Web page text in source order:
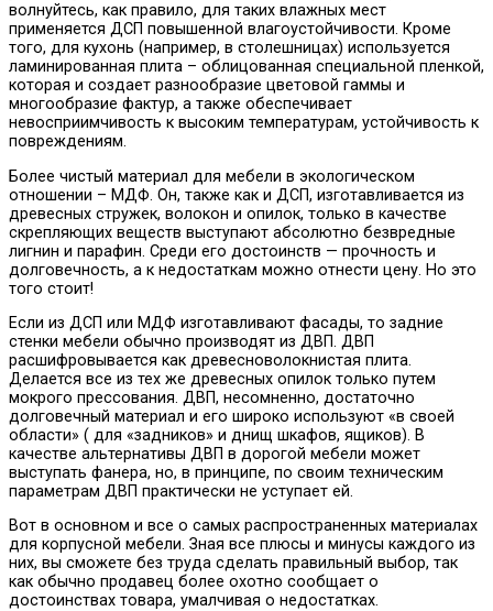
волнуйтесь, как правило, для таких влажных мест
применяется ДСП повышенной влагоустойчивости. Кроме
того, для кухонь (например, в столешницах) используется
ламинированная плита – облицованная специальной пленкой,
которая и создает разнообразие цветовой гаммы и
многообразие фактур, а также обеспечивает
невосприимчивость к высоким температурам, устойчивость к
повреждениям.
Более чистый материал для мебели в экологическом
отношении – МДФ. Он, также как и ДСП, изготавливается из
древесных стружек, волокон и опилок, только в качестве
скрепляющих веществ выступают абсолютно безвредные
лигнин и парафин. Среди его достоинств — прочность и
долговечность, а к недостаткам можно отнести цену. Но это
того стоит!
Если из ДСП или МДФ изготавливают фасады, то задние
стенки мебели обычно производят из ДВП. ДВП
расшифровывается как древесноволокнистая плита.
Делается все из тех же древесных опилок только путем
мокрого прессования. ДВП, несомненно, достаточно
долговечный материал и его широко используют «в своей
области» ( для «задников» и днищ шкафов, ящиков). В
качестве альтернативы ДВП в дорогой мебели может
выступать фанера, но, в принципе, по своим техническим
параметрам ДВП практически не уступает ей.
Вот в основном и все о самых распространенных материалах
для корпусной мебели. Зная все плюсы и минусы каждого из
них, вы сможете без труда сделать правильный выбор, так
как обычно продавец более охотно сообщает о
достоинствах товара, умалчивая о недостатках.